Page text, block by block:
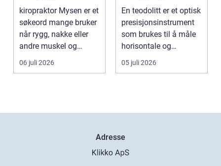
ledd
kiropraktor Mysen er et
søkeord mange bruker
når rygg, nakke eller
andre muskel og
leddplager begynn...
06 juli 2026
kartlegging
En teodolitt er et optisk
presisjonsinstrument
som brukes til å måle
horisontale og
vertikale vinkle...
05 juli 2026
Adresse